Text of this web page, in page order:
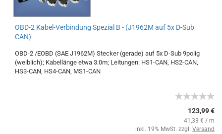
OBD-2 Kabel-Verbindung Spezial B - (J1962M auf 5x D-Sub
CAN)
OBD-2 /EOBD (SAE J1962M) Stecker (gerade) auf 5x D-Sub 9polig
(weiblich); Kabellänge etwa 3.0m; Leitungen: HS1-CAN, HS2-CAN,
HS3-CAN, HS4-CAN, MS1-CAN
123,99 €
41,33 € / m
inkl. 19% MwSt. zzgl. Versand